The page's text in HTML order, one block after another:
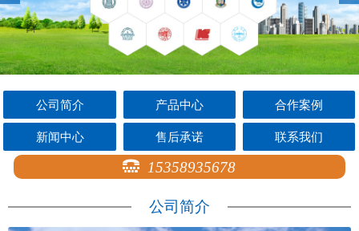
公司简介 产品中心 合作案例
新闻中心 售后承诺 联系我们
15358935678
公司简介